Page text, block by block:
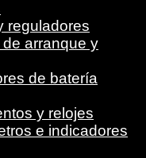
reguladores
arranque y
de batería
y relojes
e indicadores